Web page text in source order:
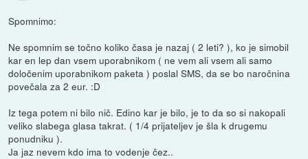
Spomnimo:
Ne spomnim se točno koliko časa je nazaj ( 2 leti? ), ko je simobil
kar en lep dan vsem uporabnikom ( ne vem ali vsem ali samo
določenim uporabnikom paketa ) poslal SMS, da se bo naročnina
povečala za 2 eur. :D
Iz tega potem ni bilo nič. Edino kar je bilo, je to da so si nakopali
veliko slabega glasa takrat. ( 1/4 prijateljev je šla k drugemu
ponudniku ).
Ja jaz nevem kdo ima to vodenje čez..